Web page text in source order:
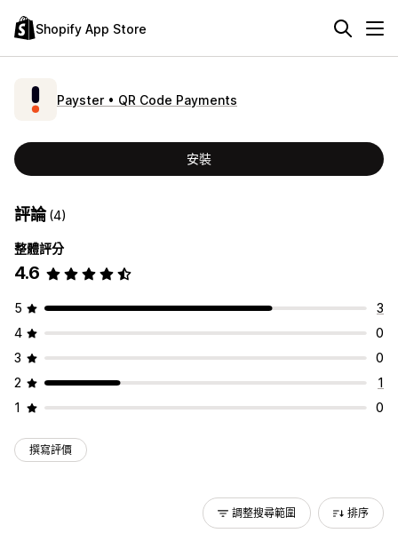
Shopify App Store
Payster • QR Code Payments
安裝
評論(4)
整體評分
4.6
5
3
4
0
3
0
2
1
1
0
撰寫評價
調整搜尋範圍 排序